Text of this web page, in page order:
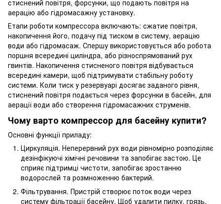
стиснений повітря, форсунки, що подають повітря на
аерацію або гідромасажну установку.
Етапи роботи компрессора включають: сжатие повітря,
накопичення його, подачу під тиском в систему, аерацію
води або гідромасаж. Спершу використовується або робота
поршня всередині циліндра, або різноспрямований рух
гвинтів. Накопичення стисненого повітря відбувається
всередині камери, щоб підтримувати стабільну роботу
системи. Коли тиск у резервуарі досягає заданого рівня,
стиснений повітря подається через форсунки в басейн, для
аерації води або створення гідромасажних струменів.
Чому варто компрессор для басейну купити?
Основні функції приладу:
Циркуляція. Неперервний рух води рівномірно розподіляє
дезінфікуючі хімічні речовини та запобігає застою. Це
сприяє підтримці чистоти, запобігає зростанню
водорослей та розмноженню бактерий.
Фільтрування. Пристрій створює поток води через
систему фільтрації басейну. Щоб удалити пилку, грязь,